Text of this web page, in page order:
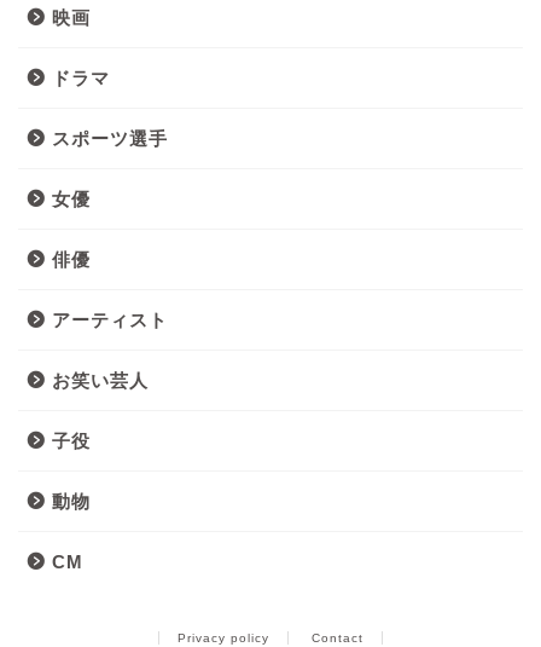
映画
ドラマ
スポーツ選手
女優
俳優
アーティスト
お笑い芸人
子役
動物
CM
Privacy policy Contact